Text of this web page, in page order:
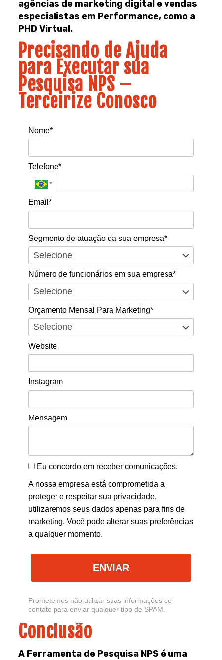
agências de marketing digital e vendas
especialistas em Performance, como a
PHD Virtual.
Precisando de Ajuda
para Executar sua
Pesquisa NPS –
Terceirize Conosco
Nome*
Telefone*
Email*
Segmento de atuação da sua empresa*
Número de funcionários em sua empresa*
Orçamento Mensal Para Marketing*
Website
Instagram
Mensagem
Eu concordo em receber comunicações.
A nossa empresa está comprometida a
proteger e respeitar sua privacidade,
utilizaremos seus dados apenas para fins de
marketing. Você pode alterar suas preferências
a qualquer momento.
ENVIAR
Prometemos não utilizar suas informações de
contato para enviar qualquer tipo de SPAM.
Conclusão
A Ferramenta de Pesquisa NPS é uma